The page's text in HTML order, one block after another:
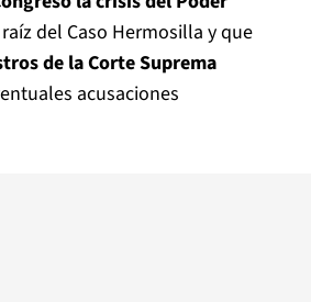
del Caso Hermosilla y que
de la Corte Suprema
acusaciones